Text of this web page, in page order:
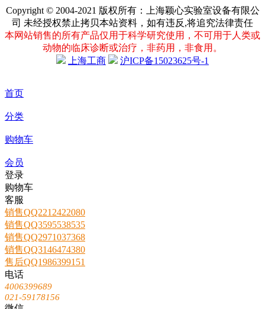
Copyright © 2004-2021 版权所有：上海颖心实验室设备有限公
司 未经授权禁止拷贝本站资料，如有违反,将追究法律责任
本网站销售的所有产品仅用于科学研究使用，不可用于人类或
动物的临床诊断或治疗，非药用，非食用。
上海工商
沪ICP备15023625号-1
首页
分类
购物车
会员
登录
购物车
客服
销售QQ2212422080
销售QQ3595538535
销售QQ2971037368
销售QQ3146474380
售后QQ1986399151
电话
4006399689
021-59178156